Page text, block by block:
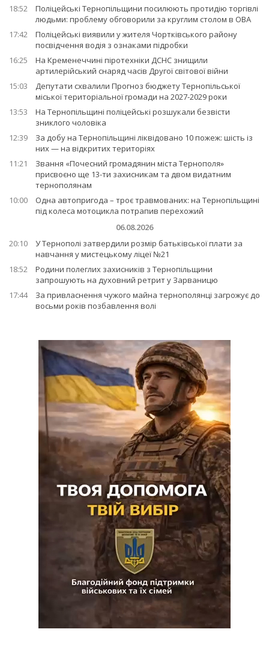
18:52
Поліцейські Тернопільщини посилюють протидію торгівлі
людьми: проблему обговорили за круглим столом в ОВА
17:42
Поліцейські виявили у жителя Чортківського району
посвідчення водія з ознаками підробки
16:25
На Кременеччині піротехніки ДСНС знищили
артилерійський снаряд часів Другої світової війни
15:03
Депутати схвалили Прогноз бюджету Тернопільської
міської територіальної громади на 2027-2029 роки
13:53
На Тернопільщині поліцейські розшукали безвісти
зниклого чоловіка
12:39
За добу на Тернопільщині ліквідовано 10 пожеж: шість із
них — на відкритих територіях
11:21
Звання «Почесний громадянин міста Тернополя»
присвоєно ще 13-ти захисникам та двом видатним
тернополянам
10:00
Одна автопригода – троє травмованих: на Тернопільщині
під колеса мотоцикла потрапив перехожий
06.08.2026
20:10
У Тернополі затвердили розмір батьківської плати за
навчання у мистецькому ліцеї №21
18:52
Родини полеглих захисників з Тернопільщини
запрошують на духовний ретрит у Зарваницю
17:44
За привласнення чужого майна тернополянці загрожує до
восьми років позбавлення волі